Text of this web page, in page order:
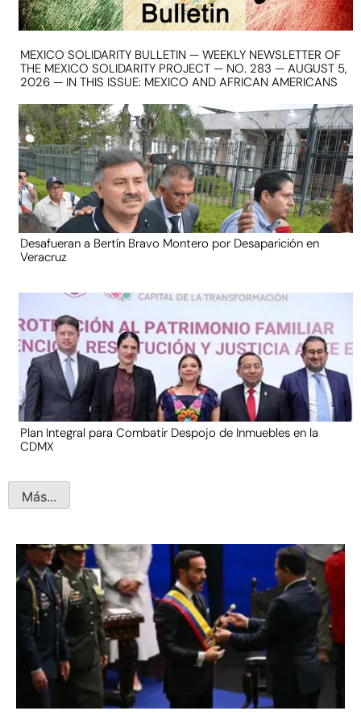
MEXICO SOLIDARITY BULLETIN — WEEKLY NEWSLETTER OF
THE MEXICO SOLIDARITY PROJECT — NO. 283 — AUGUST 5,
2026 — IN THIS ISSUE: MEXICO AND AFRICAN AMERICANS
Desafueran a Bertín Bravo Montero por Desaparición en
Veracruz
Plan Integral para Combatir Despojo de Inmuebles en la
CDMX
Más...